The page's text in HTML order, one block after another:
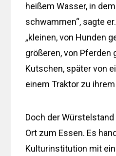
heißem Wasser, in
schwammen“, sagte
„kleinen, von Hunden
größeren, von Pferden
Kutschen, später von
einem Traktor zu
Doch der
Ort zum Essen. Es
Kulturinstitution mit